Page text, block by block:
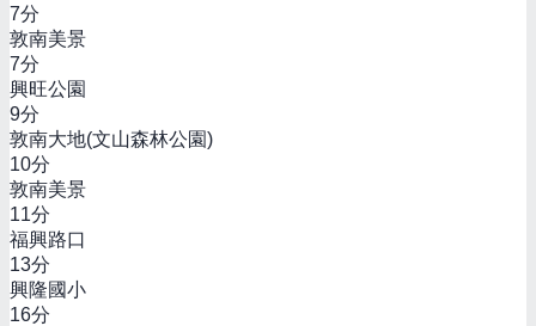
7分
敦南美景
7分
興旺公園
9分
敦南大地(文山森林公園)
10分
敦南美景
11分
福興路口
13分
興隆國小
16分